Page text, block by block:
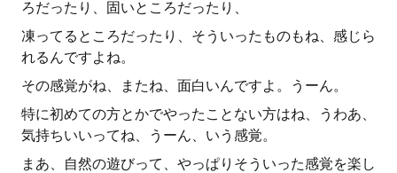
ろだったり、固いところだったり、
凍ってるところだったり、そういったものもね、感じら
れるんですよね。
その感覚がね、またね、面白いんですよ。うーん。
特に初めての方とかでやったことない方はね、うわあ、
気持ちいいってね、うーん、いう感覚。
まあ、自然の遊びって、やっぱりそういった感覚を楽し